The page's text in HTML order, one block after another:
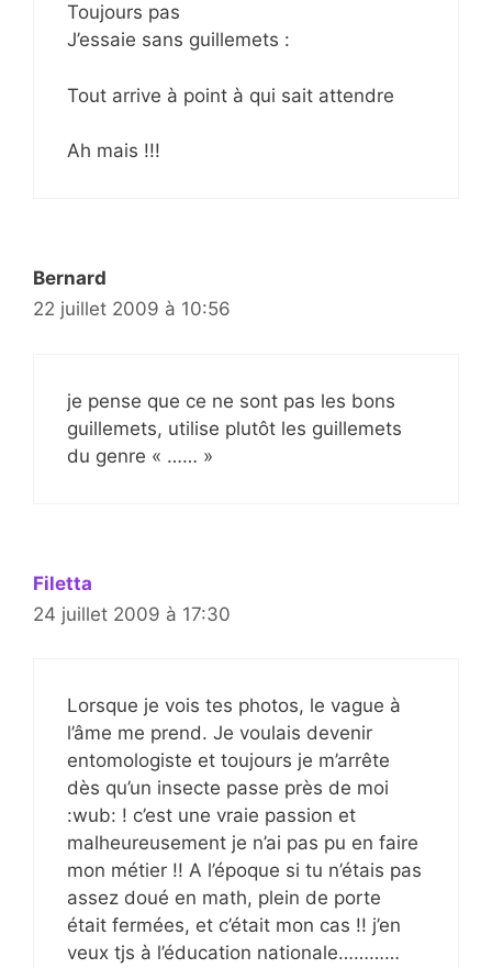
Toujours pas
J’essaie sans guillemets :
Tout arrive à point à qui sait attendre
Ah mais !!!
Bernard
22 juillet 2009 à 10:56
je pense que ce ne sont pas les bons
guillemets, utilise plutôt les guillemets
du genre « …… »
Filetta
24 juillet 2009 à 17:30
Lorsque je vois tes photos, le vague à
l’âme me prend. Je voulais devenir
entomologiste et toujours je m’arrête
dès qu’un insecte passe près de moi
:wub: ! c’est une vraie passion et
malheureusement je n’ai pas pu en faire
mon métier !! A l’époque si tu n’étais pas
assez doué en math, plein de porte
était fermées, et c’était mon cas !! j’en
veux tjs à l’éducation nationale…………